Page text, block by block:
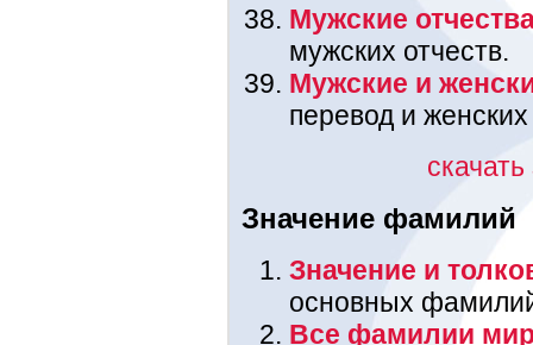
Мужские
мужских отчеств.
Мужские и
перевод и
Значение фамилий
Значение и
основных
Все фамилии